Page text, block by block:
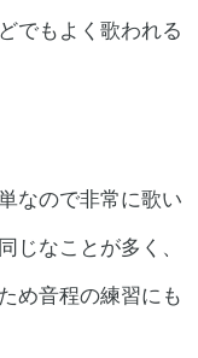
でもよく歌われる
なので非常に歌い
じなことが多く、
め音程の練習にも